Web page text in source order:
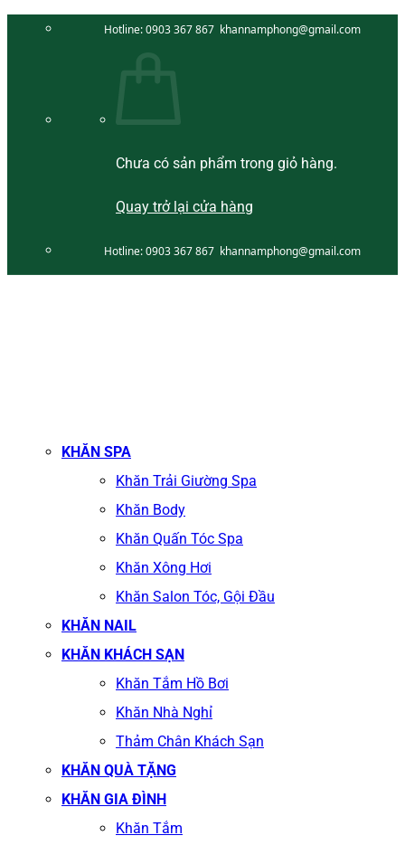
Hotline:0903 367 867 khannamphong@gmail.com
Chưa có sản phẩm trong giỏ hàng.
Quay trở lại cửa hàng
Hotline:0903 367 867 khannamphong@gmail.com
KHĂN SPA
Khăn Trải Giường Spa
Khăn Body
Khăn Quấn Tóc Spa
Khăn Xông Hơi
Khăn Salon Tóc, Gội Đầu
KHĂN NAIL
KHĂN KHÁCH SẠN
Khăn Tắm Hồ Bơi
Khăn Nhà Nghỉ
Thảm Chân Khách Sạn
KHĂN QUÀ TẶNG
KHĂN GIA ĐÌNH
Khăn Tắm